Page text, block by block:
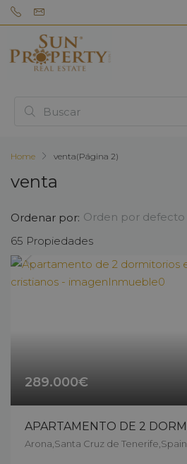
Home venta(Página 2)
venta
65 Propiedades
Ordenar por: Orden por defecto
289.000€
Arona,Santa Cruz de Tenerife,Spain